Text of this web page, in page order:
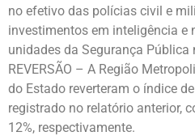
no efetivo das polícias civil e
investimentos em inteligência e
unidades da Segurança Pública
REVERSÃO – A Região
do Estado reverteram o índice
registrado no relatório anterior,
12%, respectivamente.